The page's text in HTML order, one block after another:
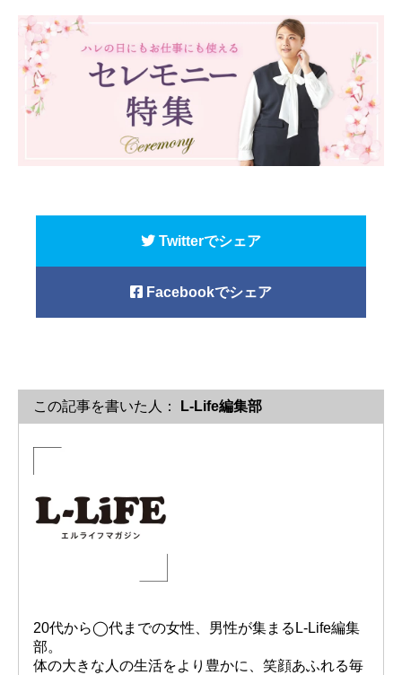
Twitterでシェア
Facebookでシェア
この記事を書いた人： L-Life編集部
20代から◯代までの女性、男性が集まるL-Life編集
部。
体の大きな人の生活をより豊かに、笑顔あふれる毎